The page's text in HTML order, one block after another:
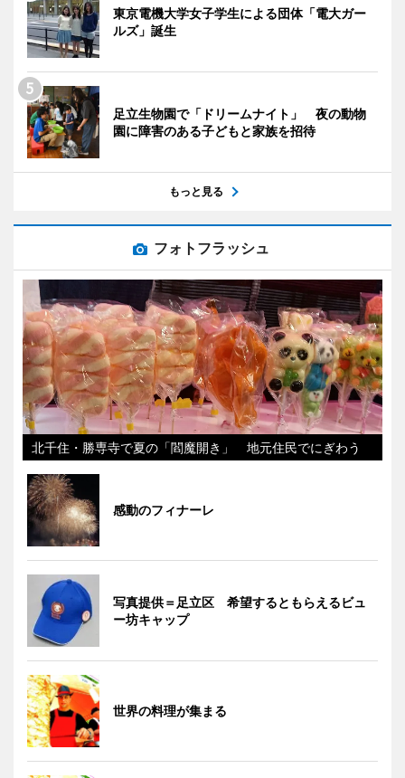
東京電機大学女子学生による団体「電大ガー
ルズ」誕生
足立生物園で「ドリームナイト」 夜の動物
園に障害のある子どもと家族を招待
もっと見る
フォトフラッシュ
北千住・勝専寺で夏の「閻魔開き」 地元住民でにぎわう
感動のフィナーレ
写真提供＝足立区 希望するともらえるビュ
ー坊キャップ
世界の料理が集まる